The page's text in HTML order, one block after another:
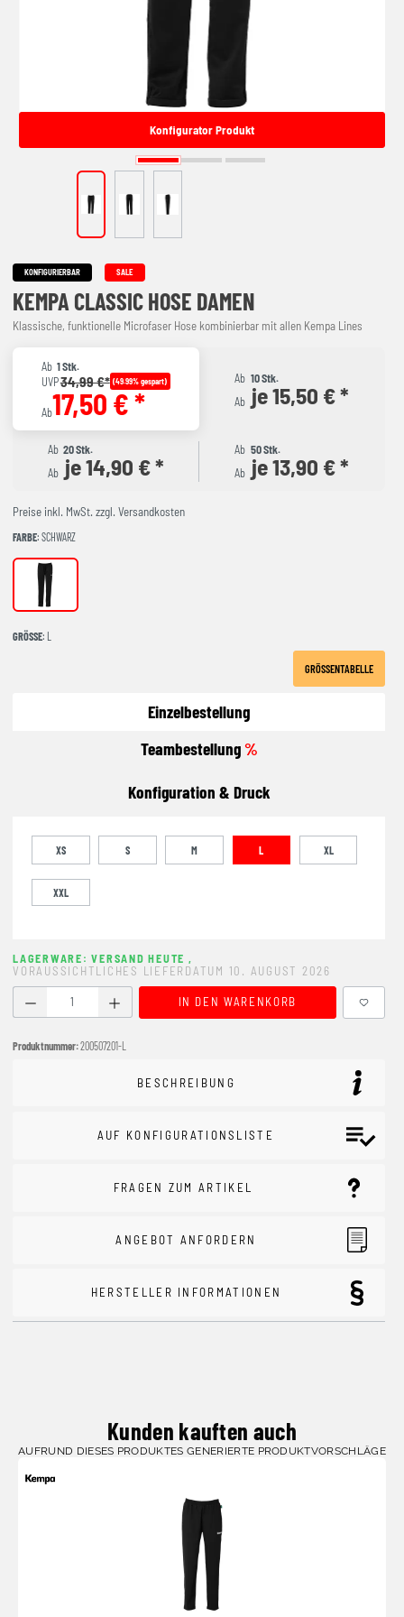
Konfigurator Produkt
KONFIGURIERBAR SALE
KEMPA CLASSIC HOSE DAMEN
Klassische, funktionelle Microfaser Hose kombinierbar mit allen Kempa Lines
Ab 1 Stk.
UVP34,99 €* (49.99% gespart)
Ab17,50 € *
Ab 10 Stk.
Ab je 15,50 € *
Ab 20 Stk.
Ab je 14,90 € *
Ab 50 Stk.
Ab je 13,90 € *
Preise inkl. MwSt. zzgl. Versandkosten
FARBE: SCHWARZ
schwarz
GRÖSSE : L
GRÖSSENTABELLE
Einzelbestellung
Teambestellung%
Konfiguration & Druck
XS S M L XL
XXL
LAGERWARE: VERSAND HEUTE ,
VORAUSSICHTLICHES LIEFERDATUM 10. AUGUST 2026
Produkt Anzahl: Gib den gewünschten Wert ein oder
IN DEN WARENKORB
Produktnummer:200507201-L
BESCHREIBUNG
AUF KONFIGURATIONSLISTE
FRAGEN ZUM ARTIKEL
ANGEBOT ANFORDERN
HERSTELLER INFORMATIONEN
Kunden kauften auch
AUFRUND DIESES PRODUKTES GENERIERTE PRODUKTVORSCHLÄGE